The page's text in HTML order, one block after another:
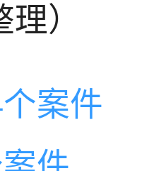
）
案件